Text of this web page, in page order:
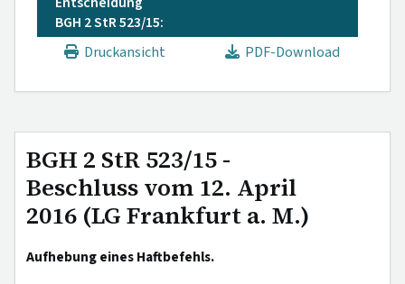
BGH 2 StR 523/15:
Druckansicht
PDF-Download
BGH 2 StR 523/15 -
Beschluss vom 12. April
2016 (LG Frankfurt a. M.)
Aufhebung eines Haftbefehls.